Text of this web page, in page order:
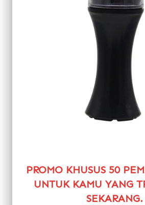
PROMO KHUSUS 50
UNTUK KAMU YANG
SEKARANG.